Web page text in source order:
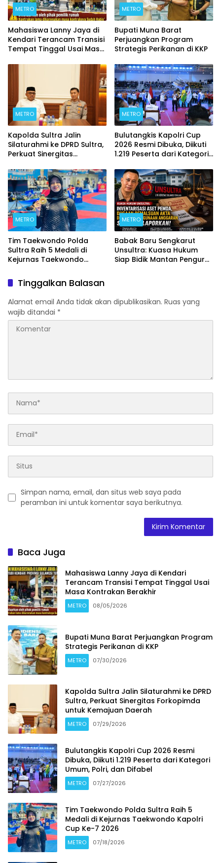
METRO
Mahasiswa Lanny Jaya di
Kendari Terancam Transisi
Tempat Tinggal Usai Masa
METRO
Bupati Muna Barat
Perjuangkan Program
Strategis Perikanan di KKP
METRO
Kapolda Sultra Jalin
Silaturahmi ke DPRD Sultra,
Perkuat Sinergitas
Kemajuan Daerah
METRO
Bulutangkis Kapolri Cup
2026 Resmi Dibuka, Diikuti
1.219 Peserta dari Kategori
METRO
Tim Taekwondo Polda
Sultra Raih 5 Medali di
Kejurnas Taekwondo
METRO
Babak Baru Sengkarut
Unsultra: Kuasa Hukum
Siap Bidik Mantan Pengurus
Tinggalkan Balasan
Alamat email Anda tidak akan dipublikasikan. Ruas yang
wajib ditandai *
Simpan nama, email, dan situs web saya pada
peramban ini untuk komentar saya berikutnya.
Baca Juga
Mahasiswa Lanny Jaya di Kendari
Terancam Transisi Tempat Tinggal Usai
Masa Kontrakan Berakhir
METRO 08/05/2026
Bupati Muna Barat Perjuangkan Program
Strategis Perikanan di KKP
METRO 07/30/2026
Kapolda Sultra Jalin Silaturahmi ke DPRD
Sultra, Perkuat Sinergitas Forkopimda
untuk Kemajuan Daerah
METRO 07/29/2026
Bulutangkis Kapolri Cup 2026 Resmi
Dibuka, Diikuti 1.219 Peserta dari Kategori
Umum, Polri, dan Difabel
METRO 07/27/2026
Tim Taekwondo Polda Sultra Raih 5
Medali di Kejurnas Taekwondo Kapolri
Cup Ke-7 2026
METRO 07/18/2026